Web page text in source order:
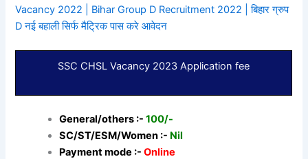
Vacancy 2022 | Bihar Group D Recruitment 2022 | बिहार ग्रुप
D नई बहाली सिर्फ मैट्रिक पास करे आवेदन
SSC CHSL Vacancy 2023 Application fee
General/others :-100/-
SC/ST/ESM/Women :- Nil
Payment mode :- Online